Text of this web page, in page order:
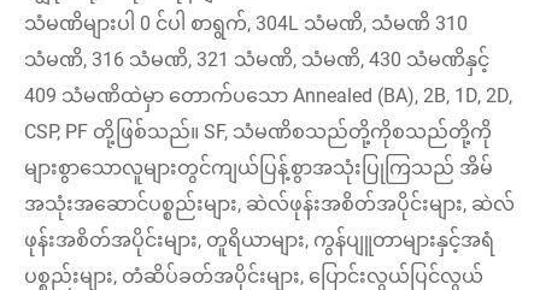
သံမဏိများပါ 0 င်ပါ စာရွက်, 304L သံမဏိ, သံမဏိ 310
သံမဏိ, 316 သံမဏိ, 321 သံမဏိ, သံမဏိ, 430 သံမဏိနှင့်
409 သံမဏိထဲမှာ တောက်ပသော Annealed (BA), 2B, 1D, 2D,
CSP, PF တို့ဖြစ်သည်။ SF, သံမဏိစသည်တို့ကိုစသည်တို့ကို
များစွာသောလူများတွင်ကျယ်ပြန့်စွာအသုံးပြုကြသည် အိမ်
အသုံးအဆောင်ပစ္စည်းများ, ဆဲလ်ဖုန်းအစိတ်အပိုင်းများ, ဆဲလ်
ဖုန်းအစိတ်အပိုင်းများ, တူရိယာများ, ကွန်ပျူတာများနှင့်အရံ
ပစ္စည်းများ, တံဆိပ်ခတ်အပိုင်းများ, ပြောင်းလွယ်ပြင်လွယ်